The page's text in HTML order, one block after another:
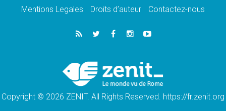
catholiques
Au Bangladesh, l'Église accompagne les
Dalits sur le chemin de la dignité
Philippines: le vicariat apostolique de
Calapan devient un diocèse
Mentions Legales
Droits d’auteur Contactez-nous
Copyright © 2026 ZENIT. All Rights Reserved. https://fr.zenit.org